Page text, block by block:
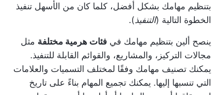
بتنظيم مهامك بشكل أفضل، كلما كان من الأسهل تنفيذ
الخطوة التالية (التنفيذ).
ينصح ألين بتنظيم مهامك في فئات هرمية مختلفة مثل
مجالات التركيز، والمشاريع، والقوائم القابلة للتنفيذ.
يمكنك تصنيف مهامك وفقًا لمختلف التسميات والعلامات
التي تنسبها إليها. يمكنك تجميع المهام بناءً على تاريخ